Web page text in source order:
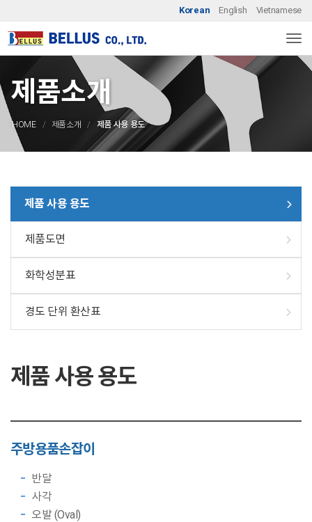
Korean English Vietnamese
제품소개
HOME 제품소개 제품 사용 용도
제품 사용 용도
제품도면
화학성분표
경도 단위 환산표
제품 사용 용도
주방용품손잡이
반달
사각
오발 (Oval)